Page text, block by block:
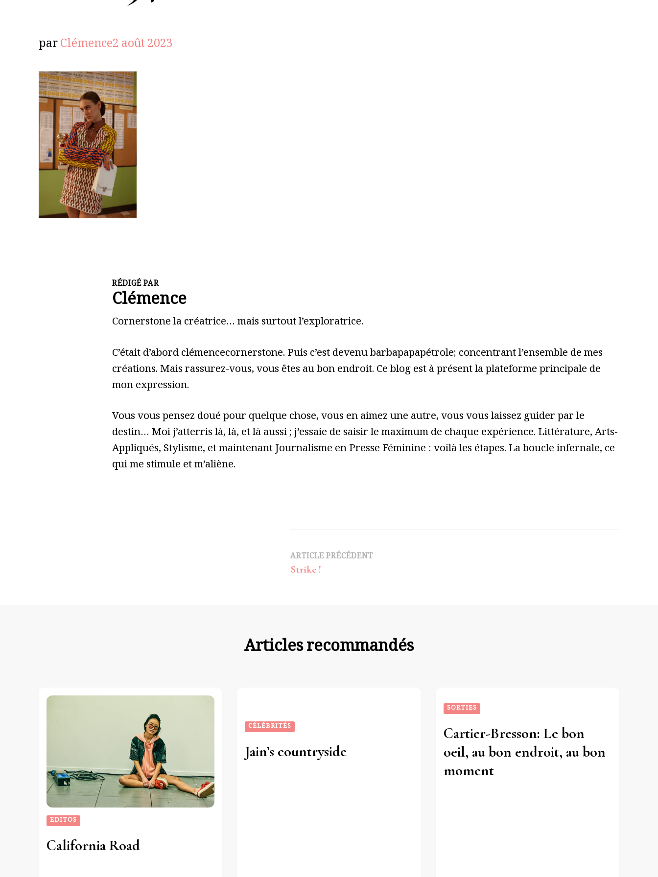
parClémence2 août 2023
RÉDIGÉ PAR
Clémence
Cornerstone la créatrice… mais surtout l’exploratrice.
C’était d’abord clémencecornerstone. Puis c’est devenu barbapapapétrole; concentrant l’ensemble de mes
créations. Mais rassurez-vous, vous êtes au bon endroit. Ce blog est à présent la plateforme principale de
mon expression.
Vous vous pensez doué pour quelque chose, vous en aimez une autre, vous vous laissez guider par le
destin… Moi j’atterris là, là, et là aussi ; j’essaie de saisir le maximum de chaque expérience. Littérature, Arts-
Appliqués, Stylisme, et maintenant Journalisme en Presse Féminine : voilà les étapes. La boucle infernale, ce
qui me stimule et m’aliène.
Navigation
d’article
ARTICLE PRÉCÉDENT
Strike !
Articles recommandés
EDITOS
California Road
CÉLÉBRITÉS
Jain’s countryside
SORTIES
Cartier-Bresson: Le bon
oeil, au bon endroit, au bon
moment